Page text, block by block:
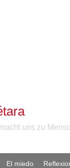
uns zu
El miedo